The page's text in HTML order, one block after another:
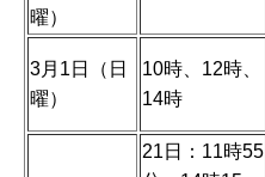
曜）
3月1日（日
曜）
10時、12時、
14時
21日：11時55